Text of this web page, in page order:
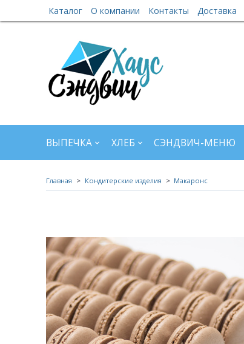
Каталог О компании Контакты Доставка
ВЫПЕЧКА ХЛЕБ СЭНДВИЧ-МЕНЮ
Главная Кондитерские изделия Макаронс